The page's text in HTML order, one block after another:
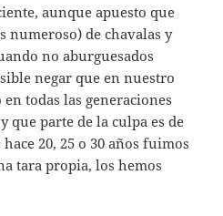
aunque apuesto que
numeroso) de chavalas y
no aburguesados
negar que en nuestro
todas las generaciones
que parte de la culpa es de
20, 25 o 30 años fuimos
tara propia, los hemos